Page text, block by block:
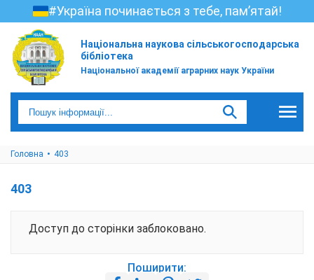
#Україна починається з тебе, пам’ятай!
Національна наукова сільськогосподарська
бібліотека
Національної академії аграрних наук України
Головна 403
403
Доступ до сторінки заблоковано.
Поширити: